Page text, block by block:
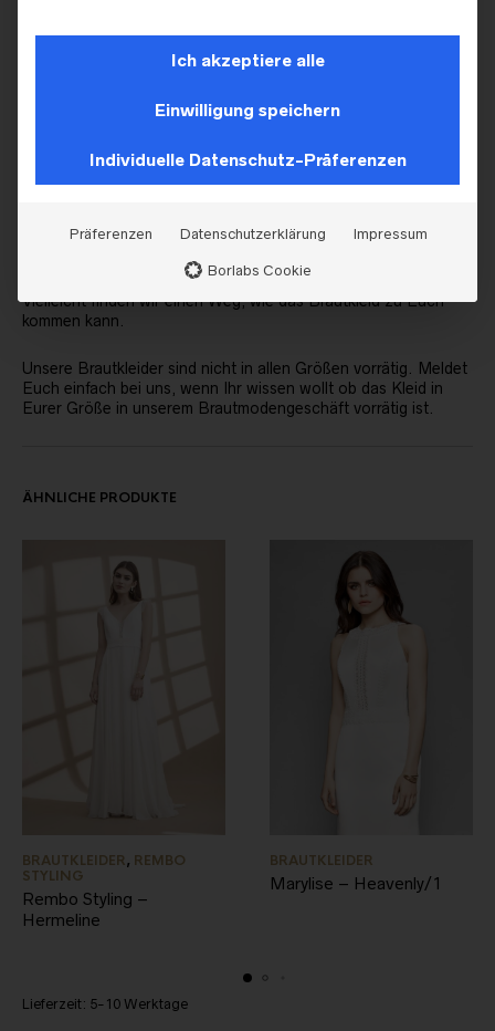
in unserem Brautgeschäft in Leidersbach bei Aschaffenburg
Dir gefallen die Kleider von Dama Couture? Informationen zu
diesem Hersteller und weitere Brautkleider aus der aktuellen
Beratungstermin bei uns!
Sollte der Weg zu weit sein, dann meldet Euch bitte bei uns.
Vielleicht finden wir einen Weg, wie das Brautkleid zu Euch
kommen kann.
Unsere Brautkleider sind nicht in allen Größen vorrätig. Meldet
Euch einfach bei uns, wenn Ihr wissen wollt ob das Kleid in
Eurer Größe in unserem Brautmodengeschäft vorrätig ist.
ÄHNLICHE PRODUKTE
BRAUTKLEIDER, REMBO
STYLING
Rembo Styling –
Hermeline
BRAUTKLEIDER
Marylise – Heavenly/1
Lieferzeit: 5-10 Werktage
Ich akzeptiere alle
Einwilligung speichern
Individuelle Datenschutz-Präferenzen
Präferenzen Datenschutzerklärung Impressum
Borlabs Cookie